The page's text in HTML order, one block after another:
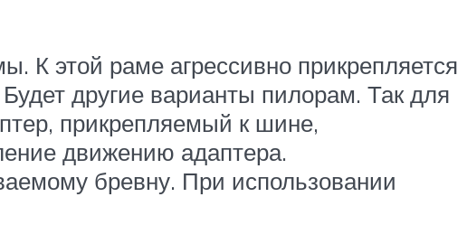
К этой раме агрессивно прикрепляется
другие варианты пилорам. Так для
прикрепляемый к шине,
движению адаптера.
бревну. При использовании